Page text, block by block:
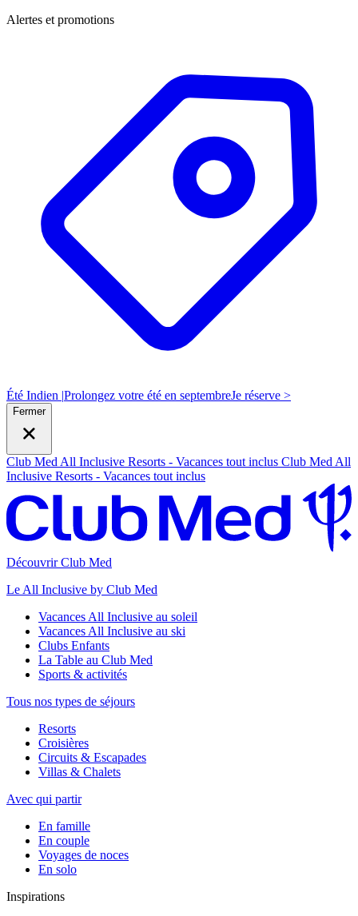
Alertes et promotions
Été Indien |Prolongez votre été en septembreJe réserve >
Fermer
Club Med All Inclusive Resorts - Vacances tout inclus Club Med All
Inclusive Resorts - Vacances tout inclus
Découvrir Club Med
Le All Inclusive by Club Med
Vacances All Inclusive au soleil
Vacances All Inclusive au ski
Clubs Enfants
La Table au Club Med
Sports & activités
Tous nos types de séjours
Resorts
Croisières
Circuits & Escapades
Villas & Chalets
Avec qui partir
En famille
En couple
Voyages de noces
En solo
Inspirations